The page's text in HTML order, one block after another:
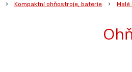
Kompaktní ohňostroje, baterie